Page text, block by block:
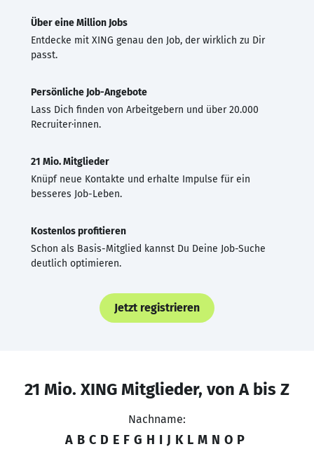
Über eine Million Jobs
Entdecke mit XING genau den Job, der wirklich zu Dir
passt.
Persönliche Job-Angebote
Lass Dich finden von Arbeitgebern und über 20.000
Recruiter·innen.
21 Mio. Mitglieder
Knüpf neue Kontakte und erhalte Impulse für ein
besseres Job-Leben.
Kostenlos profitieren
Schon als Basis-Mitglied kannst Du Deine Job-Suche
deutlich optimieren.
Jetzt registrieren
21 Mio. XING Mitglieder, von A bis Z
Nachname:
A B C D E F G H I J K L M N O P